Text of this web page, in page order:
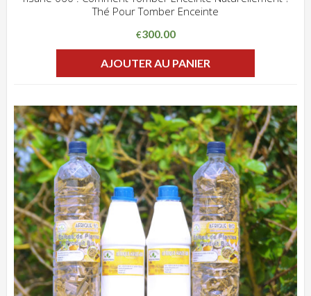
ADD WISHLISTThé Pour Tomber Enceinte
€300.00
AJOUTER AU PANIER